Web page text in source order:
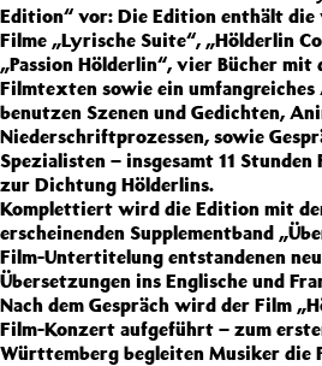
Edition“ vor: Die Edition enthält die
Filme „Lyrische Suite“, „Hölderlin
„Passion Hölderlin“, vier Bücher mit
Filmtexten sowie ein
benutzen Szenen und Gedichten,
Niederschriftprozessen, sowie
Spezialisten – insgesamt 11
zur Dichtung Hölderlins.
Komplettiert wird die Edition mit
erscheinenden Supplementband
Film-Untertitelung entstandenen
Übersetzungen ins Englische und
Nach dem Gespräch wird der Film
Film-Konzert aufgeführt – zum
Württemberg begleiten Musiker die